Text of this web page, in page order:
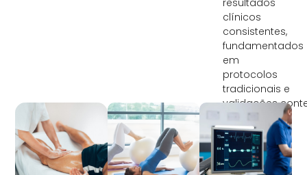
clínicos
consistentes,
fundamentados
em
protocolos
tradicionais e
validações